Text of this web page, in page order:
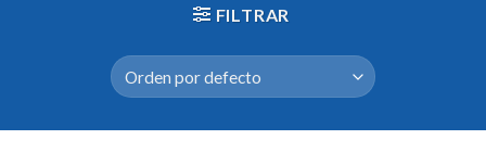
FILTRAR